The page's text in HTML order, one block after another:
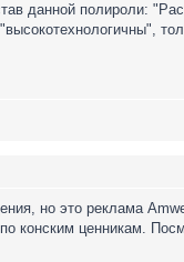
данной полироли:
но это реклама
конским ценникам.